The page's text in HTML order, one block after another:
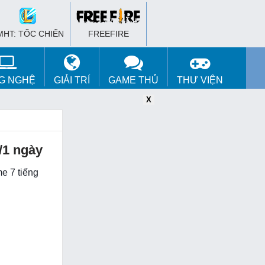
TỐC CHIẾN FREEFIRE
NGHỆ GIẢI TRÍ GAME THỦ THƯ VIỆN
X
ngày
7 tiếng